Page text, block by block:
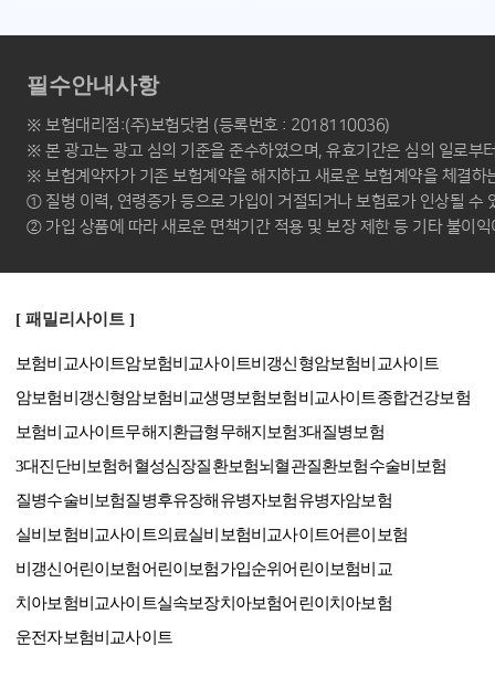
필수안내사항
※ 보험대리점:(주)보험닷컴 (등록번호 : 2018110036)
※ 본 광고는 광고 심의 기준을 준수하였으며, 유효기간은 심의 일로부
※ 보험계약자가 기존 보험계약을 해지하고 새로운 보험계약을 체결하
① 질병 이력, 연령증가 등으로 가입이 거절되거나 보험료가 인상될 수
② 가입 상품에 따라 새로운 면책기간 적용 및 보장 제한 등 기타 불이
[ 패밀리사이트 ]
보험비교사이트암보험비교사이트비갱신형암보험비교사이트
암보험비갱신형암보험비교생명보험보험비교사이트종합건강보험
보험비교사이트무해지환급형무해지보험3대질병보험
3대진단비보험허혈성심장질환보험뇌혈관질환보험수술비보험
질병수술비보험질병후유장해 유병자보험유병자암보험
실비보험비교사이트의료실비보험비교사이트어른이보험
비갱신어린이보험어린이보험가입순위 어린이보험비교
치아보험비교사이트실속보장치아보험어린이치아보험
운전자보험비교사이트